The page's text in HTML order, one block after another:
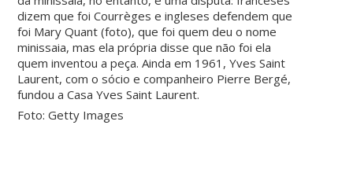
dizem que foi Courrèges e ingleses defendem que
foi Mary Quant (foto), que foi quem deu o nome
minissaia, mas ela própria disse que não foi ela
quem inventou a peça. Ainda em 1961, Yves Saint
Laurent, com o sócio e companheiro Pierre Bergé,
fundou a Casa Yves Saint Laurent.
Foto: Getty Images